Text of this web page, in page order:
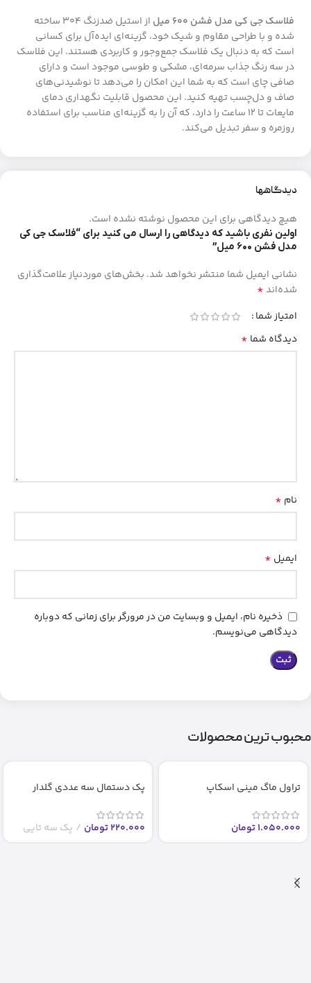
فلاسک جی کی مدل فشن ۶۰۰ میل
از استیل ضدزنگ ۳۰۴ ساخته
شده و با طراحی مقاوم و شیک خود، گزینه‌ای ایده‌آل برای کسانی
است که به دنبال یک فلاسک جمع‌وجور و کاربردی هستند. این فلاسک
در سه رنگ جذاب سرمه‌ای، مشکی و طوسی موجود است و دارای
صافی چای است که به شما این امکان را می‌دهد تا نوشیدنی‌های
صاف و دل‌چسب تهیه کنید. این محصول قابلیت نگهداری دمای
مایعات تا ۱۲ ساعت را دارد، که آن را به گزینه‌ای مناسب برای استفاده
روزمره و سفر تبدیل می‌کند.
دیدگاهها
هیچ دیدگاهی برای این محصول نوشته نشده است.
اولین نفری باشید که دیدگاهی را ارسال می کنید برای “فلاسک جی کی
مدل فشن ۶۰۰ میل”
نشانی ایمیل شما منتشر نخواهد شد. بخش‌های موردنیاز علامت‌گذاری
شده‌اند*
امتیاز شما
دیدگاه شما *
نام *
ایمیل *
ذخیره نام، ایمیل و وبسایت من در مرورگر برای زمانی که دوباره
دیدگاهی می‌نویسم.
محبوب ترین محصولات
تراول ماگ مینی اسکاپ
1.050.000تومان
پک دستمال سه عددی گلدار
220.000تومان پک سه تایی